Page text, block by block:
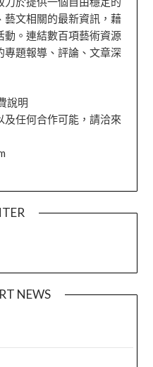
藝文相關的最新資訊，藉
動。連結數百項藝術資源
專題報導、評論、文章深
說明
任何合作可能，請洽來
NEWS